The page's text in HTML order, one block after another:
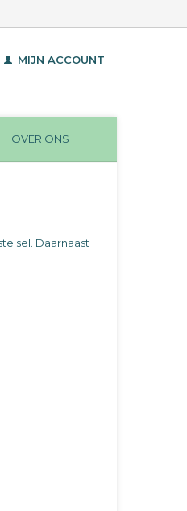
MIJN ACCOUNT
OVER ONS
Daarnaast